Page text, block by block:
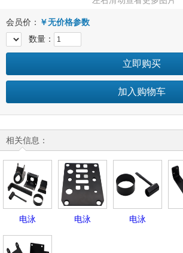
会员价： ￥无价格参数
数量：
立即购买
加入购物车
相关信息：
电泳 电泳 电泳